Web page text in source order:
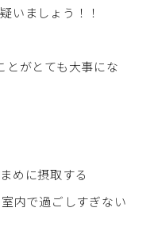
いましょう！！
とがとても大事にな
めに摂取する
内で過ごしすぎない